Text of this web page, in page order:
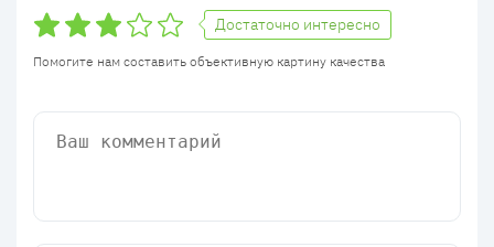
Достаточно интересно
Помогите нам составить объективную картину качества